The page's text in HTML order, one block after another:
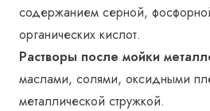
содержанием серной,
органических кислот.
Растворы после мойки
маслами, солями, оксидными
металлической стружкой.